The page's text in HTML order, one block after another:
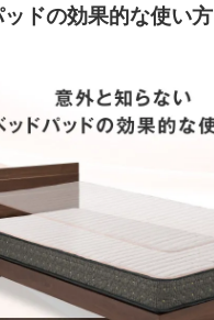
ドの効果的な使い方